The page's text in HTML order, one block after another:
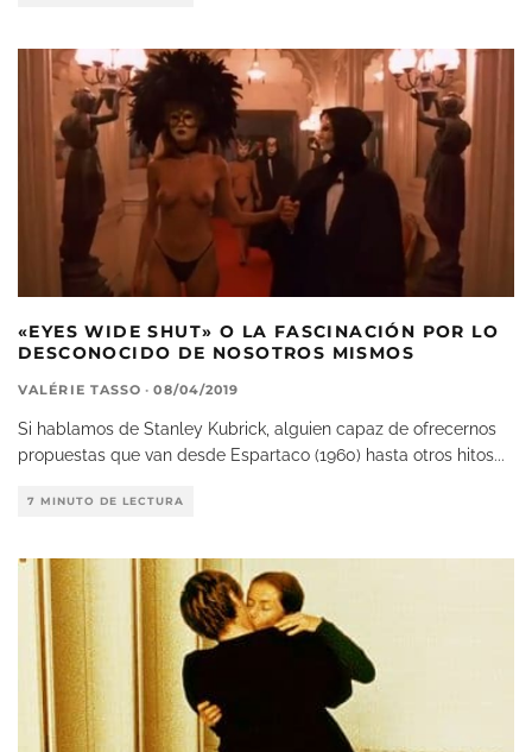
«EYES WIDE SHUT» O LA FASCINACIÓN POR LO
DESCONOCIDO DE NOSOTROS MISMOS
VALÉRIE TASSO · 08/04/2019
Si hablamos de Stanley Kubrick, alguien capaz de ofrecernos
propuestas que van desde Espartaco (1960) hasta otros hitos...
7 MINUTO DE LECTURA